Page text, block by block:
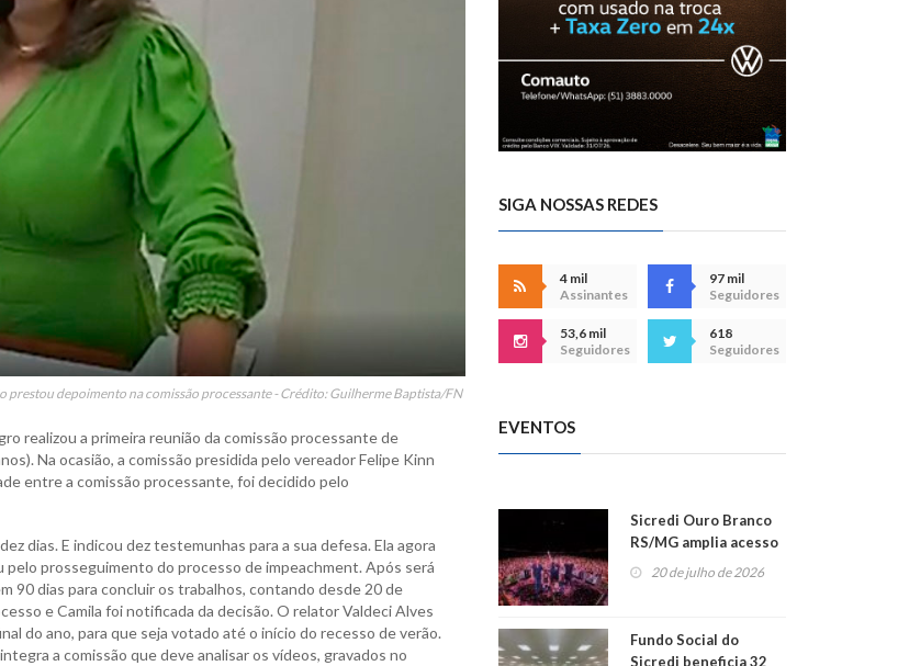
prestou depoimento na comissão processante - Crédito: Guilherme Baptista/FN
realizou a primeira reunião da comissão processante de
Na ocasião, a comissão presidida pelo vereador Felipe Kinn
entre a comissão processante, foi decidido pelo
dias. E indicou dez testemunhas para a sua defesa. Ela agora
prosseguimento do processo de impeachment. Após será
90 dias para concluir os trabalhos, contando desde 20 de
e Camila foi notificada da decisão. O relator Valdeci Alves
do ano, para que seja votado até o início do recesso de verão.
a comissão que deve analisar os vídeos, gravados no
SIGA NOSSAS REDES
4 mil
Assinantes
97 mil
Seguidores
53,6 mil
Seguidores
618
Seguidores
EVENTOS
Sicredi Ouro Branco
RS/MG amplia acesso
ao show dos 45 anos
20 de julho de 2026
Fundo Social do
Sicredi beneficia 32